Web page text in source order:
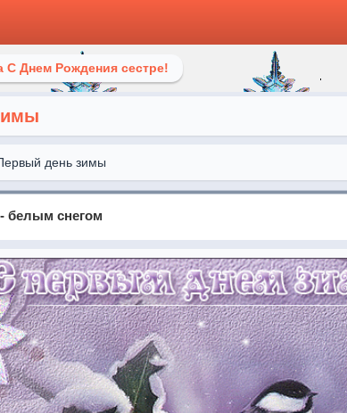
С Днем Рождения сестре!
день зимы
белым снегом